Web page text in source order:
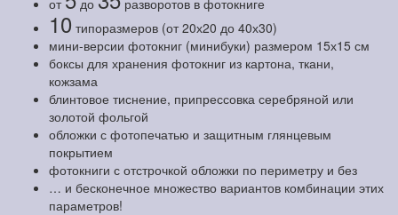
от
до разворотов в фотокниге
10 типоразмеров (от 20х20 до 40х30)
мини-версии фотокниг (минибуки) размером 15х15 см
боксы для хранения фотокниг из картона, ткани,
кожзама
блинтовое тиснение, припрессовка серебряной или
золотой фольгой
обложки с фотопечатью и защитным глянцевым
покрытием
фотокниги с отстрочкой обложки по периметру и без
… и бесконечное множество вариантов комбинации этих
параметров!